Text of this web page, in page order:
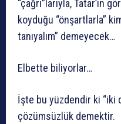
“çağrı”larıyla, Tatar’ın
koyduğu “önşartlarla”
tanıyalım” demeyecek…
Elbette biliyorlar…
İşte bu yüzdendir ki “iki
çözümsüzlük demektir.